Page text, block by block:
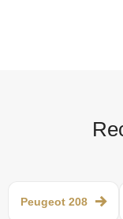
Peugeot 208